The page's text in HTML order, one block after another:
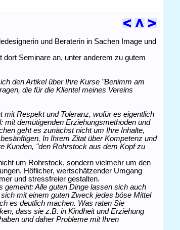
und Beraterin in Sachen Image und
dort Seminare an, unter anderem zu gutem
den Artikel über Ihre Kurse "Benimm am
die für die Klientel meines Vereins
Respekt und Toleranz, wofür es eigentlich
mit demütigenden Erziehungsmethoden und
geht es zunächst nicht um Ihre Inhalte,
In Ihrem Zitat über Kompetenz und
Kunden, "den Rohrstock aus dem Kopf zu
um Rohrstock, sondern vielmehr um den
Höflicher, wertschätzender Umgang
und stressfreier gestalten.
gemeint: Alle guten Dinge lassen sich auch
mit einem guten Zweck jedes böse Mittel
es deutlich machen. Was raten Sie
dass sie z.B. in Kindheit und Erziehung
und daher Probleme mit Ihren